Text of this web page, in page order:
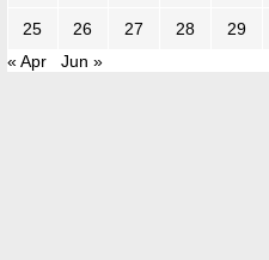
25 26 27 28 29
« Apr
Jun »